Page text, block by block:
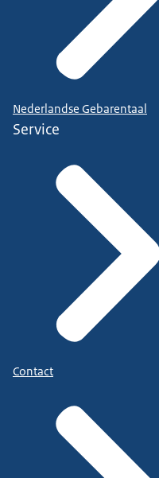
Nederlandse Gebarentaal
Service
Contact